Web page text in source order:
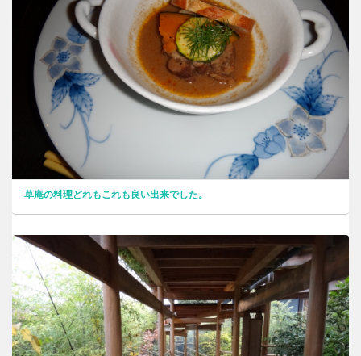
草庵の料理どれもこれも良い出来でした。